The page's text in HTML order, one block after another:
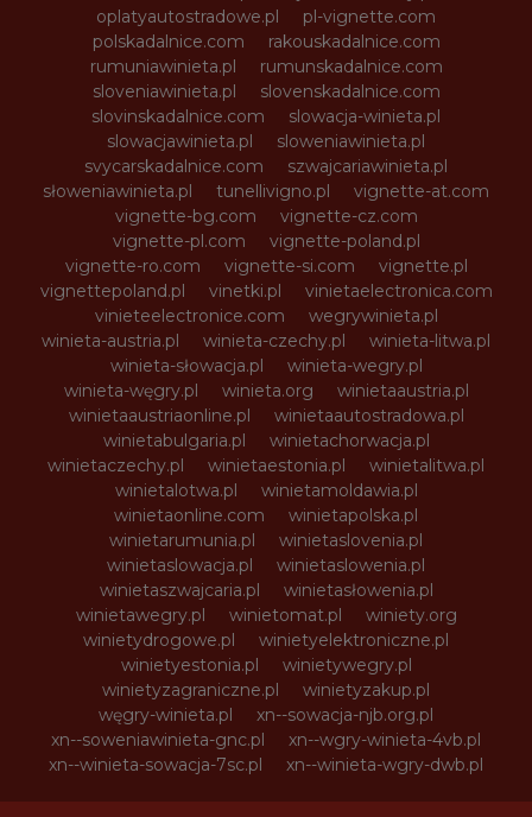
oplatyautostradowe.pl
pl-vignette.com
polskadalnice.com
rakouskadalnice.com
rumuniawinieta.pl
rumunskadalnice.com
sloveniawinieta.pl
slovenskadalnice.com
slovinskadalnice.com
slowacja-winieta.pl
slowacjawinieta.pl
sloweniawinieta.pl
svycarskadalnice.com
szwajcariawinieta.pl
słoweniawinieta.pl
tunellivigno.pl
vignette-at.com
vignette-bg.com
vignette-cz.com
vignette-pl.com
vignette-poland.pl
vignette-ro.com
vignette-si.com
vignette.pl
vignettepoland.pl
vinetki.pl
vinietaelectronica.com
vinieteelectronice.com
wegrywinieta.pl
winieta-austria.pl
winieta-czechy.pl
winieta-litwa.pl
winieta-słowacja.pl
winieta-wegry.pl
winieta-węgry.pl
winieta.org
winietaaustria.pl
winietaaustriaonline.pl
winietaautostradowa.pl
winietabulgaria.pl
winietachorwacja.pl
winietaczechy.pl
winietaestonia.pl
winietalitwa.pl
winietalotwa.pl
winietamoldawia.pl
winietaonline.com
winietapolska.pl
winietarumunia.pl
winietaslovenia.pl
winietaslowacja.pl
winietaslowenia.pl
winietaszwajcaria.pl
winietasłowenia.pl
winietawegry.pl
winietomat.pl
winiety.org
winietydrogowe.pl
winietyelektroniczne.pl
winietyestonia.pl
winietywegry.pl
winietyzagraniczne.pl
winietyzakup.pl
węgry-winieta.pl
xn--sowacja-njb.org.pl
xn--soweniawinieta-gnc.pl
xn--wgry-winieta-4vb.pl
xn--winieta-sowacja-7sc.pl
xn--winieta-wgry-dwb.pl